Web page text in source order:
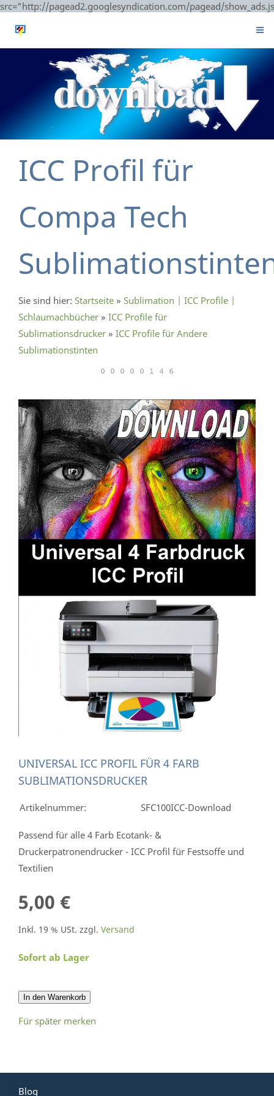
src="http://pagead2.googlesyndication.com/pagead/
ICC Profil für
Compa Tech
Sie sind hier: Startseite » Sublimation | ICC Profile |
Schlaumachbücher » ICC Profile für
Sublimationsdrucker » ICC Profile für Andere
Sublimationstinten
UNIVERSAL ICC PROFIL FÜR 4 FARB
SUBLIMATIONSDRUCKER
Artikelnummer: SFC100ICC-Download
Passend für alle 4 Farb Ecotank- &
Druckerpatronendrucker - ICC Profil für Festsoffe und
Textilien
5,00 €
Inkl. 19 % USt. zzgl. Versand
Sofort ab Lager
In den Warenkorb
Für später merken
Blog